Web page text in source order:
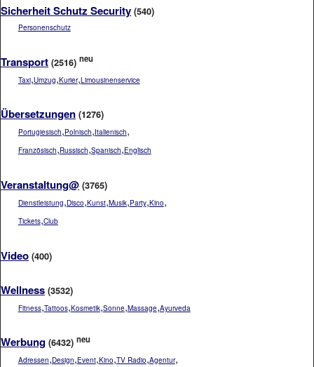
Sicherheit Schutz Security (540)
Personenschutz
Transport (2516) neu
Taxi,Umzug,Kurier,Limousinenservice
Übersetzungen (1276)
Portugiesisch,Polnisch,Italienisch,
Französisch,Russisch,Spanisch,Englisch
Veranstaltung@ (3765)
Dienstleistung,Disco,Kunst,Musik,Party,Kino,
Tickets,Club
Video (400)
Wellness (3532)
Fitness,Tattoos,Kosmetik,Sonne,Massage,Ayurveda
Werbung (6432) neu
Adressen,Design,Event,Kino,TV Radio,Agentur,